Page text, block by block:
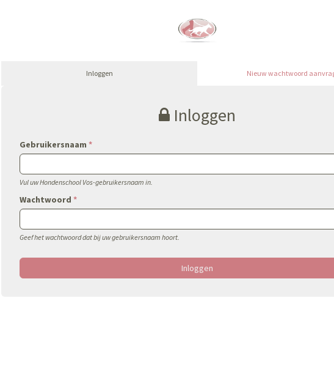
Inloggen Nieuw wachtwoord
Inloggen
Gebruikersnaam *
Vul uw Hondenschool Vos-gebruikersnaam in.
Wachtwoord *
Geef het wachtwoord dat bij uw gebruikersnaam hoort.
Inloggen